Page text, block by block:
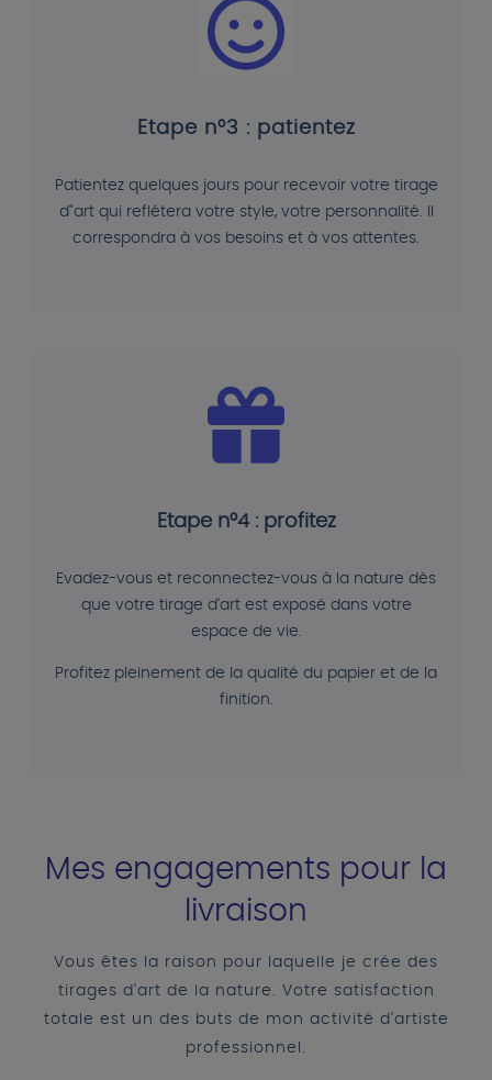
Etape n°3 : patientez
Patientez quelques jours pour recevoir votre tirage
d"art qui reflétera votre style, votre personnalité. Il
correspondra à vos besoins et à vos attentes.
Etape n°4 : profitez
Evadez-vous et reconnectez-vous à la nature dès
que votre tirage d'art est exposé dans votre
espace de vie.
Profitez pleinement de la qualité du papier et de la
finition.
Mes engagements pour la
livraison
Vous êtes la raison pour laquelle je crée des
tirages d'art de la nature. Votre satisfaction
totale est un des buts de mon activité d'artiste
professionnel.